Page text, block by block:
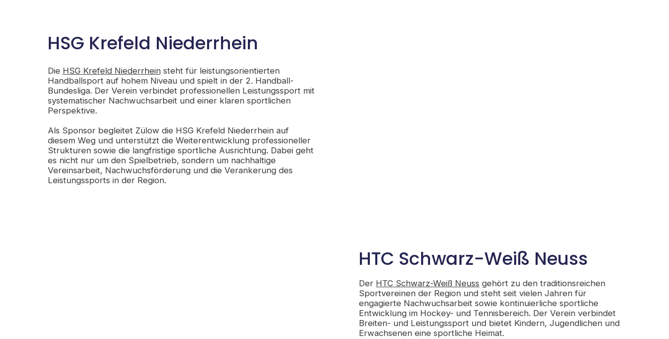
HSG Krefeld Niederrhein
Die HSG Krefeld Niederrheinsteht für leistungsorientierten
Handballsport auf hohem Niveau und spielt in der 2. Handball-
Bundesliga. Der Verein verbindet professionellen Leistungssport mit
systematischer Nachwuchsarbeit und einer klaren sportlichen
Perspektive.
Als Sponsor begleitet Zülow die HSG Krefeld Niederrhein auf
diesem Weg und unterstützt die Weiterentwicklung professioneller
Strukturen sowie die langfristige sportliche Ausrichtung. Dabei geht
es nicht nur um den Spielbetrieb, sondern um nachhaltige
Vereinsarbeit, Nachwuchsförderung und die Verankerung des
Leistungssports in der Region.
HTC Schwarz-Weiß Neuss
Der HTC Schwarz-Weiß Neuss gehört zu den traditionsreichen
Sportvereinen der Region und steht seit vielen Jahren für
engagierte Nachwuchsarbeit sowie kontinuierliche sportliche
Entwicklung im Hockey- und Tennisbereich. Der Verein verbindet
Breiten- und Leistungssport und bietet Kindern, Jugendlichen und
Erwachsenen eine sportliche Heimat.